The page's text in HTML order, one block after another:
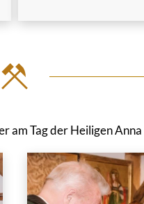
am Tag der Heiligen